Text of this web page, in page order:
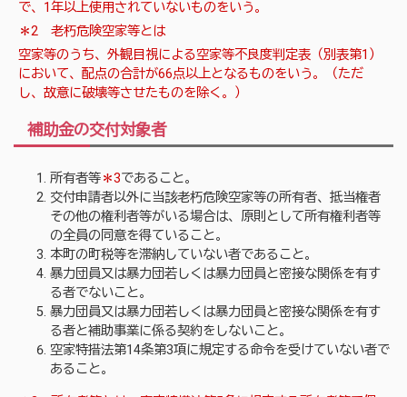
で、1年以上使用されていないものをいう。
＊2 老朽危険空家等とは
空家等のうち、外観目視による空家等不良度判定表（別表第1）
において、配点の合計が66点以上となるものをいう。（ただ
し、故意に破壊等させたものを除く。）
補助金の交付対象者
所有者等＊3であること。
交付申請者以外に当該老朽危険空家等の所有者、抵当権者
その他の権利者等がいる場合は、原則として所有権利者等
の全員の同意を得ていること。
本町の町税等を滞納していない者であること。
暴力団員又は暴力団若しくは暴力団員と密接な関係を有す
る者でないこと。
暴力団員又は暴力団若しくは暴力団員と密接な関係を有す
る者と補助事業に係る契約をしないこと。
空家特措法第14条第3項に規定する命令を受けていない者で
あること。